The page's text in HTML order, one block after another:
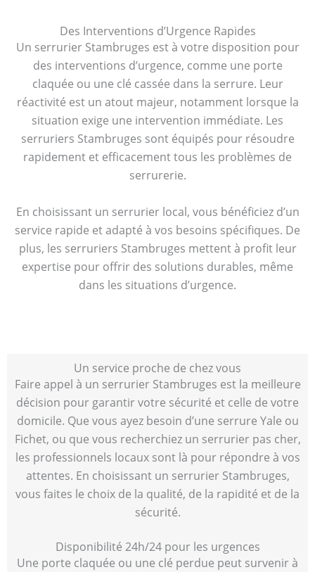
Des Interventions d’Urgence Rapides
Un serrurier Stambruges est à votre disposition pour
des interventions d’urgence, comme une porte
claquée ou une clé cassée dans la serrure. Leur
réactivité est un atout majeur, notamment lorsque la
situation exige une intervention immédiate. Les
serruriers Stambruges sont équipés pour résoudre
rapidement et efficacement tous les problèmes de
serrurerie.
En choisissant un serrurier local, vous bénéficiez d’un
service rapide et adapté à vos besoins spécifiques. De
plus, les serruriers Stambruges mettent à profit leur
expertise pour offrir des solutions durables, même
dans les situations d’urgence.
Un service proche de chez vous
Faire appel à un serrurier Stambruges est la meilleure
décision pour garantir votre sécurité et celle de votre
domicile. Que vous ayez besoin d’une serrure Yale ou
Fichet, ou que vous recherchiez un serrurier pas cher,
les professionnels locaux sont là pour répondre à vos
attentes. En choisissant un serrurier Stambruges,
vous faites le choix de la qualité, de la rapidité et de la
sécurité.
Disponibilité 24h/24 pour les urgences
Une porte claquée ou une clé perdue peut survenir à